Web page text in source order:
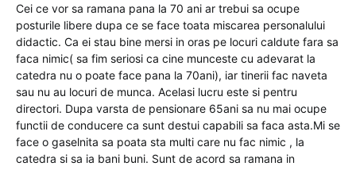
Cei ce vor sa ramana pana la 70 ani ar trebui sa ocupe
posturile libere dupa ce se face toata miscarea personalului
didactic. Ca ei stau bine mersi in oras pe locuri caldute fara sa
faca nimic( sa fim seriosi ca cine munceste cu adevarat la
catedra nu o poate face pana la 70ani), iar tinerii fac naveta
sau nu au locuri de munca. Acelasi lucru este si pentru
directori. Dupa varsta de pensionare 65ani sa nu mai ocupe
functii de conducere ca sunt destui capabili sa faca asta.Mi se
face o gaselnita sa poata sta multi care nu fac nimic , la
catedra si sa ia bani buni. Sunt de acord sa ramana in